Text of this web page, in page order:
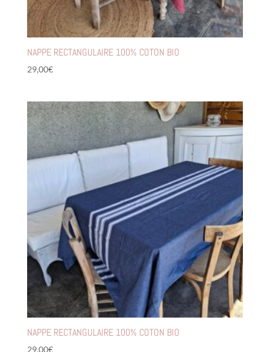
NAPPE RECTANGULAIRE 100% COTON BIO
29,00€
NAPPE RECTANGULAIRE 100% COTON BIO
29,00€